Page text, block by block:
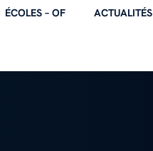
ÉCOLES – OF ACTUALITÉS